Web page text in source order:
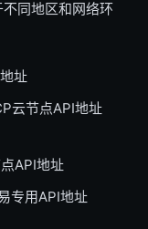
同地区和网络环
址
云节点API地址
API地址
专用API地址